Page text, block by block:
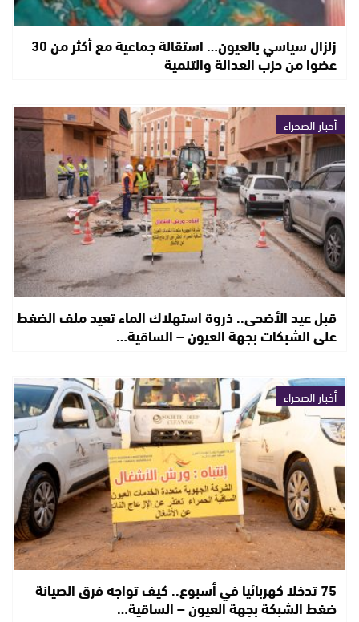
زلزال سياسي بالعيون… استقالة جماعية مع أكثر من 30
عضوا من حزب العدالة والتنمية
أخبار الصحراء
قبل عيد الأضحى.. ذروة استهلاك الماء تعيد ملف الضغط
على الشبكات بجهة العيون – الساقية…
أخبار الصحراء
75 تدخلا كهربائيا في أسبوع.. كيف تواجه فرق الصيانة
ضغط الشبكة بجهة العيون – الساقية…